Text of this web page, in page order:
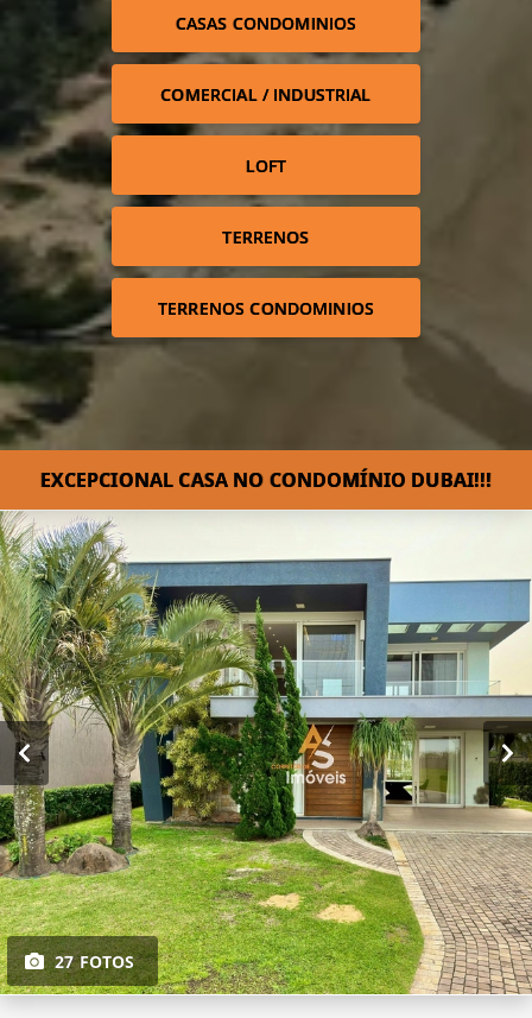
CASAS CONDOMINIOS
COMERCIAL / INDUSTRIAL
LOFT
TERRENOS
TERRENOS CONDOMINIOS
EXCEPCIONAL CASA NO CONDOMÍNIO DUBAI!!!
27 FOTOS